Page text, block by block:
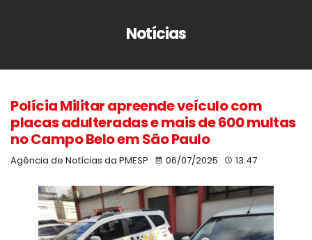
Notícias
Polícia Militar apreende veículo com
placas adulteradas e mais de 600 multas
no Campo Belo em São Paulo
Agência de Notícias da PMESP 06/07/2025 13:47